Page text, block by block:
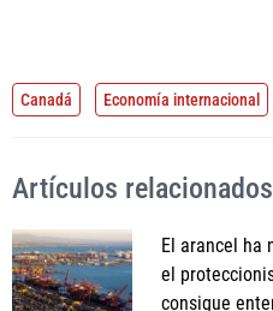
Canadá Economía internacional
Artículos relacionados
El arancel ha
el
consigue